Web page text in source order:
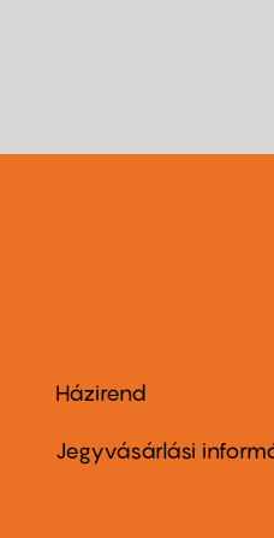
Footer
menu
Házirend
Jegyvásárlási